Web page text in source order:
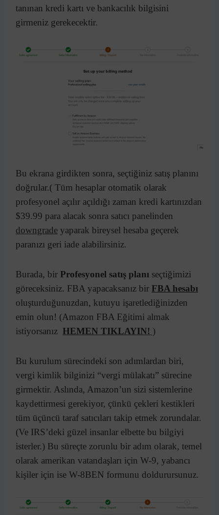
tanınan kredi kartı ve bankacılık bilgisini
girmeniz gerekecektir.
Bu ekrana girdikten sonra, seçtiğiniz satış planını
doğrular.( Tüm hesaplar otomatik olarak
profesyonel açılır açıldığı zaman kredi kartınızdan
$39.99 para alacak sonra satıcı panelinden
downgrade yaparak bireysel hesaba geçerek
paranızı geri iade alabilirsiniz.
Burada, bir Profesyonel satış planı seçtiğimizi
göreceksiniz. FBA yapacaksanız bir FBA hesabı
oluşturduğunuzdan, kutuyu işaretlediğinizden
emin olun! (Amazon FBA Eğitimi almak
istiyorsanız HEMEN TIKLAYIN! )
Bu kurulum sürecindeki son adımlardan biri,
vergi kimlik bilginizi “vergi mülakatı” sürecine
girmektir. Aslında, Amazon’un sizi sistemlerine
kaydettirmesi gerekiyor, çünkü çekleri kestikleri
tüm üçüncü taraf satıcıları takip etmek zorundalar.
(Ve IRS’deki güzel insanlar elbette bu bilgiyi
isterler.) Bu süreçte zorunlu bir adım olarak, temel
olarak amerikan vatandaşları için W-9, yabancı
kişiler için ise W-8BEN formunu doldurursunuz.